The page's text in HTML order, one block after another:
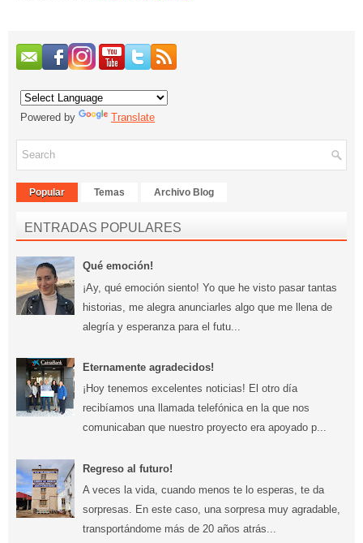
Powered by Translate
Popular Temas Archivo Blog
ENTRADAS POPULARES
Qué emoción!
¡Ay, qué emoción siento! Yo que he visto pasar tantas
historias, me alegra anunciarles algo que me llena de
alegría y esperanza para el futu...
Eternamente agradecidos!
¡Hoy tenemos excelentes noticias! El otro día
recibíamos una llamada telefónica en la que nos
comunicaban que nuestro proyecto era apoyado p...
Regreso al futuro!
A veces la vida, cuando menos te lo esperas, te da
sorpresas. En este caso, una sorpresa muy agradable,
transportándome más de 20 años atrás...